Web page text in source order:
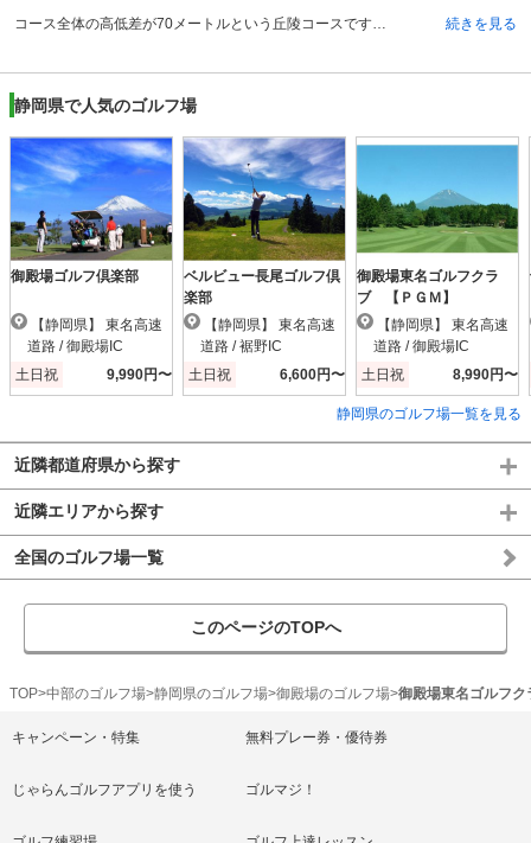
コース全体の高低差が70メートルという丘陵コースです。戦略性豊かなOUTコースは、フラットな中にも適度なアンジュレーションがあるのが特徴。7番は池越えのショートホールで、距離感を合わせるのが難しく、風の影響を受けやすいため、クラブ選択は入念に。8番は左ドッグレッグのミドルホールで難易度も高め。ティショットのポジションはコーナーに、2打目は10ヤードから12ヤードの打ち上げで手前から3オンでも良しとしたいところです。一方、正確性が求められるINコース。名物の17番ロングホールは、フェアウェイが急な左傾斜になっているので、ティショットは右サイドが狙い目。ホールに点在する大木がスタイミーになるため、Aグリーン、Bグリーンと攻略ルートが異なります。また、砲台グリーンのためアプローチが難しく、グリーンセンター狙いでまずオンさせることが先決です。 続きを見る
静岡県で人気のゴルフ場
御殿場ゴルフ倶楽部
道路 / 御殿場IC
土日祝
9,990円〜
ベルビュー長尾ゴルフ倶
楽部
道路 / 裾野IC
土日祝
6,600円〜
御殿場東名ゴルフクラ
ブ 【ＰＧＭ】
道路 / 御殿場IC
土日祝
8,990円〜
静岡県のゴルフ場一覧を見る
近隣都道府県から探す
近隣エリアから探す
全国のゴルフ場一覧
このページのTOPへ
TOP 中部のゴルフ場 静岡県のゴルフ場 御殿場のゴルフ場 御殿場東名ゴルフ
キャンペーン・特集 無料プレー券・優待券
じゃらんゴルフアプリを使う ゴルマジ！